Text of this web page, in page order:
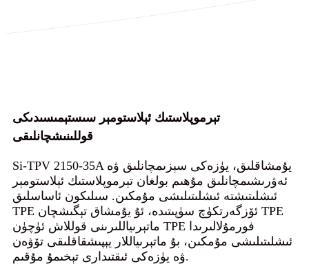
تېرموپلاستىك ئېلاستومېر سىستېمىسىدىكى
قوللىنىشچانلىقى
Si-TPV 2150-35A يۇمشاقلىق، يۈزەكى سېزىمچانلىق ۋە
ئەۋرىشىمچانلىق مۇھىم بولغان تېرموپلاستىك ئېلاستومېر
ئىشلىتىشتە ئىشلىتىلىشى مۇمكىن. سىلىكون ئاساسلىق
TPE ئۆزگەرتكۈچ سۈپىتىدە، ئۇ يۇمشاق تېگىشچان TPE
ماتېرىياللىرىنى قوللاش ئۈچۈن TPE فورمۇلالىرىدا
ئىشلىتىلىشى مۇمكىن، بۇ ماتېرىياللار يېپىشقاقلىقى تۆۋەن
ۋە يۈزەكى ئىقتىدارى تېخىمۇ مۇقىم.